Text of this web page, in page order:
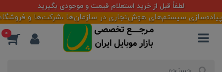
لطفاً قبل از خرید استعلام قیمت و موجودی بگیرید
پیاده‌سازی سیستم‌های هوش‌تجاری در سازمان‌ها ،شرکت‌ها و
0